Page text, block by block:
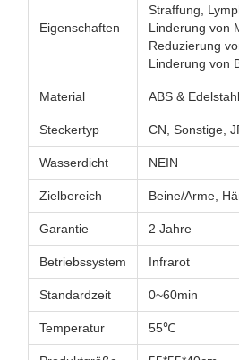
Eigenschaften
Straffung,
Linderung von
Reduzierung
Linderung von
Material ABS & Edelstahl
Steckertyp CN, Sonstige,
Wasserdicht NEIN
Zielbereich Beine/Arme,
Garantie 2 Jahre
Betriebssystem Infrarot
Standardzeit 0~60min
Temperatur 55℃